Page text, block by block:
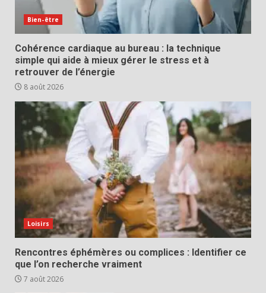
Bien-être
Cohérence cardiaque au bureau : la technique
simple qui aide à mieux gérer le stress et à
retrouver de l’énergie
8 août 2026
Loisirs
Rencontres éphémères ou complices : Identifier ce
que l’on recherche vraiment
7 août 2026